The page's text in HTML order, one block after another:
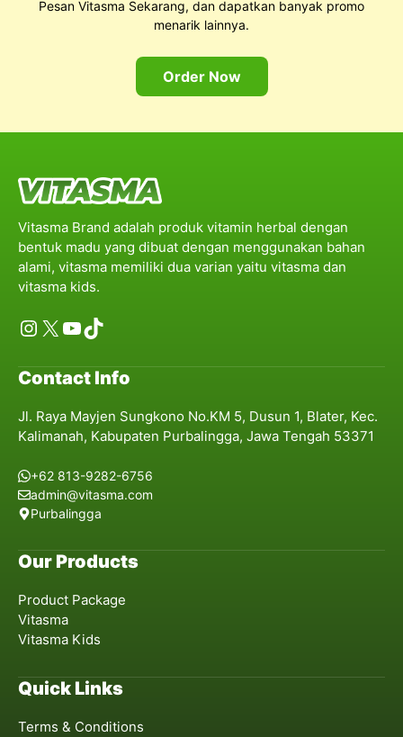
Pesan Vitasma Sekarang, dan dapatkan banyak promo
menarik lainnya.
Order Now
Vitasma Brand adalah produk vitamin herbal dengan
bentuk madu yang dibuat dengan menggunakan bahan
alami, vitasma memiliki dua varian yaitu vitasma dan
vitasma kids.
Instagram
X YouTube
TikTok
Contact Info
Jl. Raya Mayjen Sungkono No.KM 5, Dusun 1, Blater, Kec.
Kalimanah, Kabupaten Purbalingga, Jawa Tengah 53371
+62 813-9282-6756
admin@vitasma.com
Purbalingga
Our Products
Product Package
Vitasma
Vitasma Kids
Quick Links
Terms & Conditions